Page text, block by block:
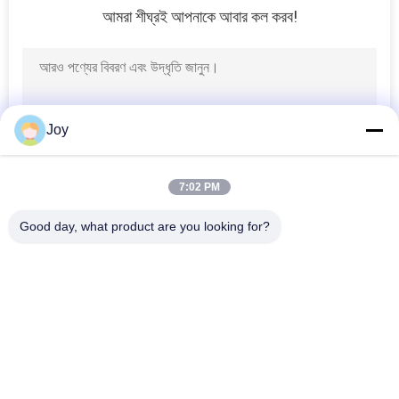
ফর্কলিফ্ট খুচরা যন্ত্রাংশ
আমরা শীঘ্রই আপনাকে আবার কল করব!
Joy
7:02 PM
Good day, what product are you looking for?